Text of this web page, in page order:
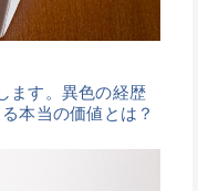
ます。異色の経歴
本当の価値とは？